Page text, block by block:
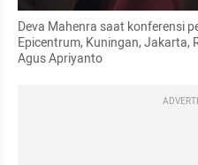
Deva Mahenra saat konferensi
Epicentrum, Kuningan, Jakarta,
Agus Apriyanto